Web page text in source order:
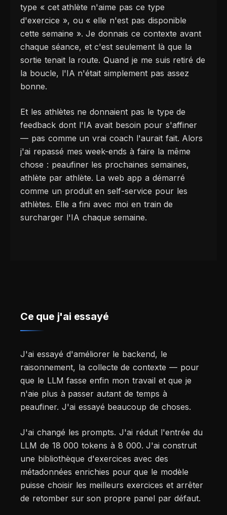
type « cet athlète n'aime pas ce type
d'exercice », ou « elle n'est pas disponible
cette semaine ». Je donnais ce contexte avant
chaque séance, et c'est seulement là que la
sortie tenait la route. Quand je me suis retiré de
la boucle, l'IA n'était simplement pas assez
bonne.
Et les athlètes ne donnaient pas le type de
feedback dont l'IA avait besoin pour s'affiner
— pas comme un vrai coach l'aurait fait. Alors
j'ai repassé mes week-ends à faire la même
chose : peaufiner les prochaines semaines,
athlète par athlète. La web app a démarré
comme un produit en self-service pour les
athlètes. Elle a fini avec moi en train de
surcharger l'IA chaque semaine.
Ce que j'ai essayé
J'ai essayé d'améliorer le backend, le
raisonnement, la collecte de contexte — pour
que le LLM fasse enfin mon travail et que je
n'aie plus à passer autant de temps à
peaufiner. J'ai essayé beaucoup de choses.
J'ai changé les prompts. J'ai réduit l'entrée du
LLM de 18 000 tokens à 8 000. J'ai construit
une bibliothèque d'exercices avec des
métadonnées enrichies pour que le modèle
puisse choisir les meilleurs exercices et arrêter
de retomber sur son propre panel par défaut.